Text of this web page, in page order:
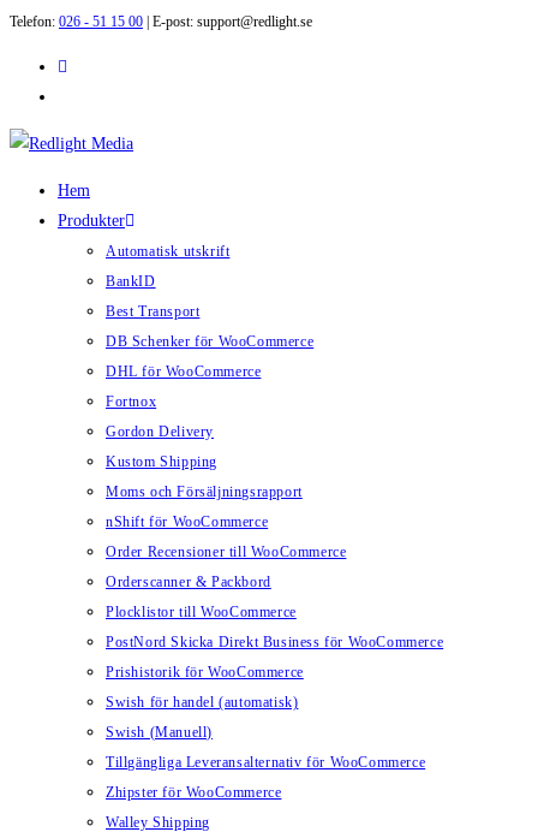
Hoppa
Telefon: 026 - 51 15 00 | E-post: support@redlight.se
Hem
Produkter
Automatisk utskrift
BankID
Best Transport
DB Schenker för WooCommerce
DHL för WooCommerce
Fortnox
Gordon Delivery
Kustom Shipping
Moms och Försäljningsrapport
nShift för WooCommerce
Order Recensioner till WooCommerce
Orderscanner & Packbord
Plocklistor till WooCommerce
PostNord Skicka Direkt Business för WooCommerce
Prishistorik för WooCommerce
Swish för handel (automatisk)
Swish (Manuell)
Tillgängliga Leveransalternativ för WooCommerce
Zhipster för WooCommerce
Walley Shipping